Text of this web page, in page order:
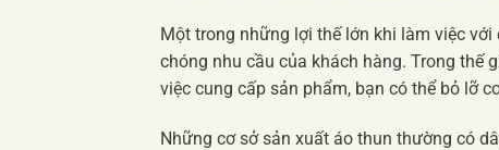
Một trong những lợi thế lớn khi làm việc với
chóng nhu cầu của khách hàng. Trong thế
việc cung cấp sản phẩm, bạn có thể bỏ lỡ
Những cơ sở sản xuất áo thun thường có